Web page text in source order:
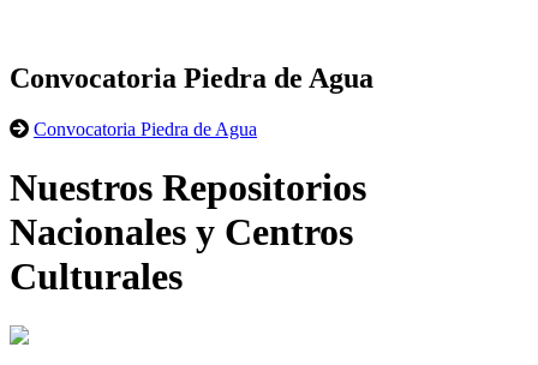
Convocatoria Piedra de Agua
Convocatoria Piedra de Agua
Nuestros Repositorios
Nacionales y Centros
Culturales